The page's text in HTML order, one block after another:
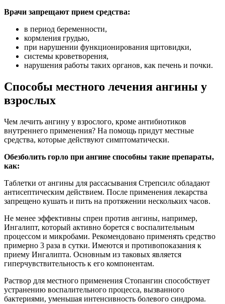
Врачи запрещают прием средства:
в период беременности,
кормления грудью,
при нарушении функционирования щитовидки,
системы кроветворения,
нарушения работы таких органов, как печень и почки.
Способы местного лечения ангины у
взрослых
Чем лечить ангину у взрослого, кроме антибиотиков
внутреннего применения? На помощь придут местные
средства, которые действуют симптоматически.
Обезболить горло при ангине способны такие препараты,
как:
Таблетки от ангины для рассасывания Стрепсилс обладают
антисептическим действием. После применения лекарства
запрещено кушать и пить на протяжении нескольких часов.
Не менее эффективны спреи против ангины, например,
Ингалипт, который активно борется с воспалительным
процессом и микробами. Рекомендовано применять средство
примерно 3 раза в сутки. Имеются и противопоказания к
приему Ингалипта. Основным из таковых является
гиперчувствительность к его компонентам.
Раствор для местного применения Стопангин способствует
устранению воспалительного процесса, вызванного
бактериями, уменьшая интенсивность болевого синдрома.